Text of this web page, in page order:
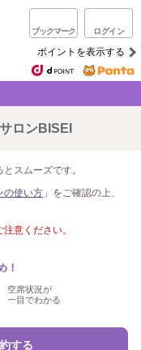
ブックマーク ログイン
ポイントを表示する
ロンBISEI
スムーズです。
の使い方 」をご確認の上、
意ください。
！
空席状況が
一目でわかる
する